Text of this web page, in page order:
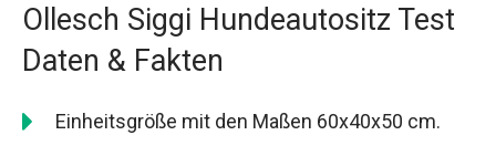
Ollesch Siggi Hundeautositz Test
Daten & Fakten
Einheitsgröße mit den Maßen 60x40x50 cm.